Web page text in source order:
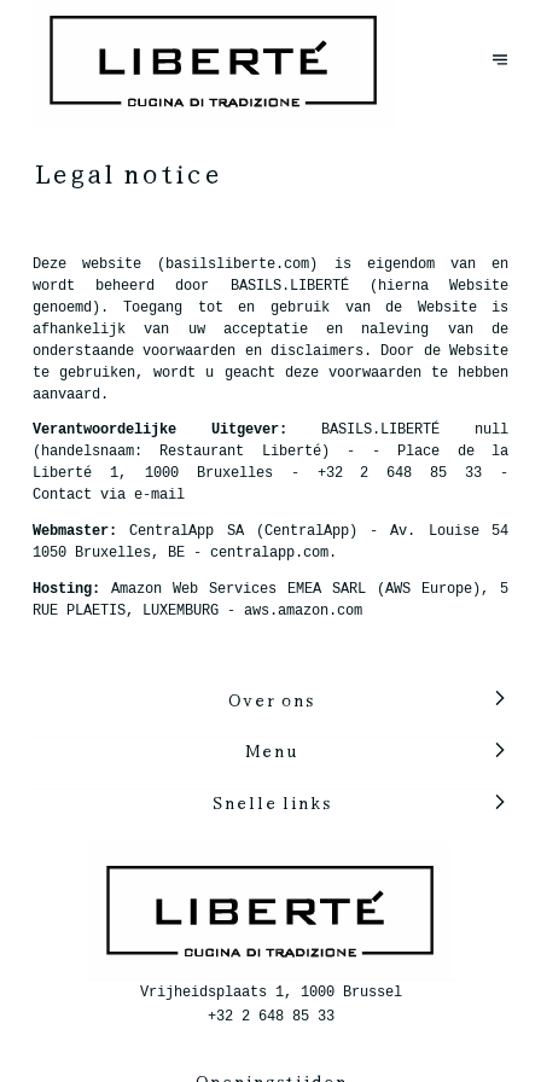
Legal notice
Deze website (basilsliberte.com) is eigendom van en
wordt beheerd door BASILS.LIBERTÉ (hierna Website
genoemd). Toegang tot en gebruik van de Website is
afhankelijk van uw acceptatie en naleving van de
onderstaande voorwaarden en disclaimers. Door de Website
te gebruiken, wordt u geacht deze voorwaarden te hebben
aanvaard.
Verantwoordelijke Uitgever:
BASILS.LIBERTÉ null
(handelsnaam: Restaurant Liberté) - - Place de la
Liberté 1, 1000 Bruxelles - +32 2 648 85 33 -
Contact via e-mail
Webmaster:CentralApp SA (CentralApp) - Av. Louise 54
1050 Bruxelles, BE - centralapp.com.
Hosting: Amazon Web Services EMEA SARL (AWS Europe), 5
RUE PLAETIS, LUXEMBURG - aws.amazon.com
Over ons
Menu
Snelle links
Vrijheidsplaats 1, 1000 Brussel
+32 2 648 85 33